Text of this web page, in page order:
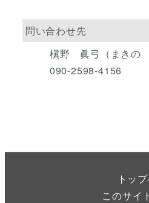
問い合わせ先
槇野 眞弓（まきの
090-2598-4156
トッ
このサイ